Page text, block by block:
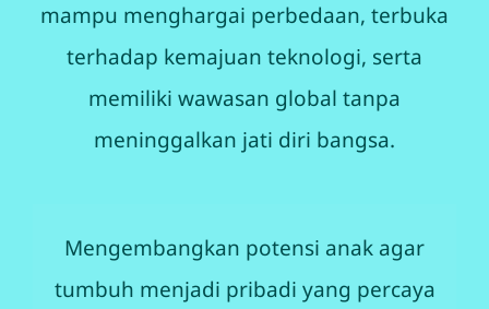
mampu menghargai perbedaan, terbuka
terhadap kemajuan teknologi, serta
memiliki wawasan global tanpa
meninggalkan jati diri bangsa.
Mengembangkan potensi anak agar
tumbuh menjadi pribadi yang percaya